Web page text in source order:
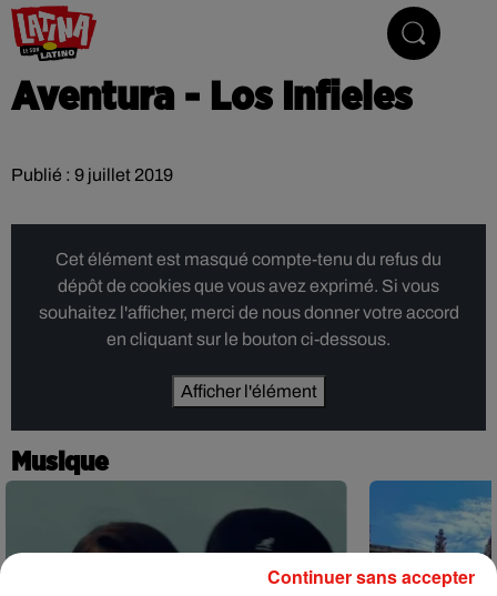
Aventura - Los Infieles
Publié : 9 juillet 2019
Cet élément est masqué compte-tenu du refus du
dépôt de cookies que vous avez exprimé. Si vous
souhaitez l'afficher, merci de nous donner votre accord
en cliquant sur le bouton ci-dessous.
Afficher l'élément
Musique
Continuer sans accepter